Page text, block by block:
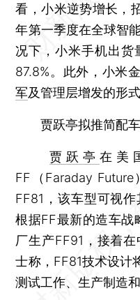
看，小米逆势增长，
年第一季度在全球智
况下，小米手机出货
87.8%。此外，小米
军及管理层增发的形
贾跃亭拟推简配
贾跃亭 在美
FF（Faraday
FF81，该车型可视作
根据FF最新的造车战
厂生产FF91，接着
士称，FF81技术设计
测试工作、生产制造